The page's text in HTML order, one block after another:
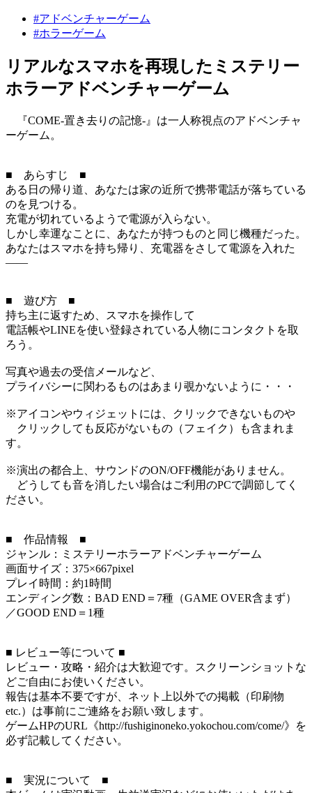
#アドベンチャーゲーム
#ホラーゲーム
リアルなスマホを再現したミステリー
ホラーアドベンチャーゲーム
『COME-置き去りの記憶-』は一人称視点のアドベンチャ
ーゲーム。
■ あらすじ ■
ある日の帰り道、あなたは家の近所で携帯電話が落ちている
のを見つける。
充電が切れているようで電源が入らない。
しかし幸運なことに、あなたが持つものと同じ機種だった。
あなたはスマホを持ち帰り、充電器をさして電源を入れた
――
■ 遊び方 ■
持ち主に返すため、スマホを操作して
電話帳やLINEを使い登録されている人物にコンタクトを取
ろう。
写真や過去の受信メールなど、
プライバシーに関わるものはあまり覗かないように・・・
※アイコンやウィジェットには、クリックできないものや
クリックしても反応がないもの（フェイク）も含まれま
す。
※演出の都合上、サウンドのON/OFF機能がありません。
どうしても音を消したい場合はご利用のPCで調節してく
ださい。
■ 作品情報 ■
ジャンル：ミステリーホラーアドベンチャーゲーム
画面サイズ：375×667pixel
プレイ時間：約1時間
エンディング数：BAD END＝7種（GAME OVER含まず）
／GOOD END＝1種
■ レビュー等について ■
レビュー・攻略・紹介は大歓迎です。スクリーンショットな
どご自由にお使いください。
報告は基本不要ですが、ネット上以外での掲載（印刷物
etc.）は事前にご連絡をお願い致します。
ゲームHPのURL《http://fushiginoneko.yokochou.com/come/》を
必ず記載してください。
■ 実況について ■